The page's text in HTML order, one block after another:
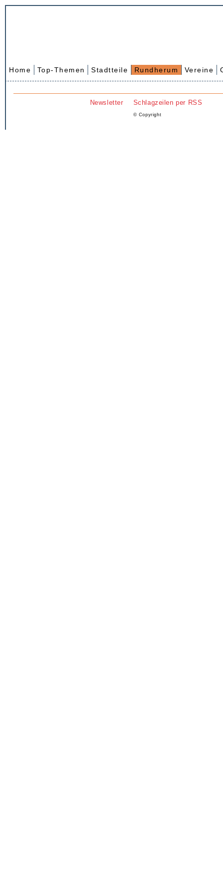
Home Top-Themen Stadtteile Rundherum Vereine
Newsletter Schlagzeilen per RSS
© Copyright